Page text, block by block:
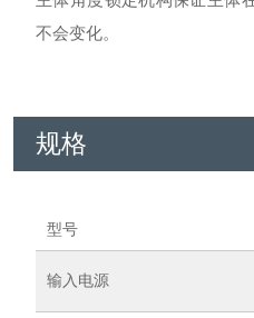
不会变化。
规格
型号
输入电源